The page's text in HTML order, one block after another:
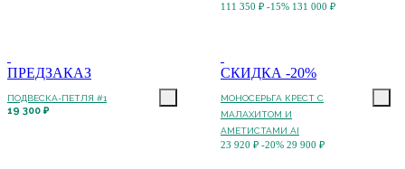
111 350 ₽ -15% 131 000 ₽
ПРЕДЗАКАЗ
ПОДВЕСКА-ПЕТЛЯ #1
19 300 ₽
СКИДКА -20%
МОНОСЕРЬГА КРЕСТ С
МАЛАХИТОМ И
АМЕТИСТАМИ AI
23 920 ₽ -20% 29 900 ₽